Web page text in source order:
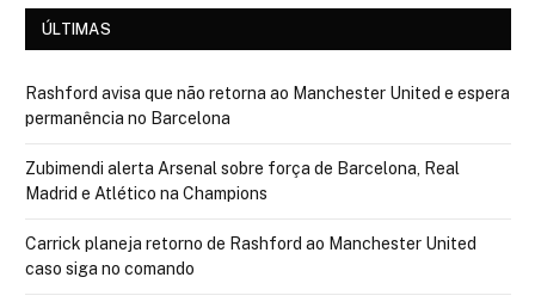
ÚLTIMAS
Rashford avisa que não retorna ao Manchester United e espera
permanência no Barcelona
Zubimendi alerta Arsenal sobre força de Barcelona, Real
Madrid e Atlético na Champions
Carrick planeja retorno de Rashford ao Manchester United
caso siga no comando